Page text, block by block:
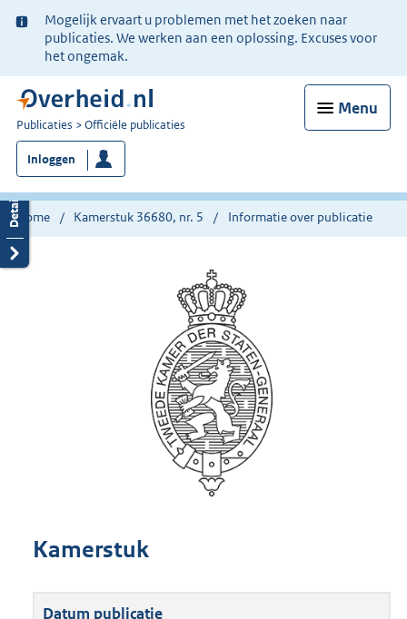
Ter
informatie:
Mogelijk ervaart u problemen met het zoeken naar
publicaties. We werken aan een oplossing. Excuses voor
het ongemak.
Menu
U
bent
nu
hier:
Publicaties Officiële publicaties
Inloggen
Home Kamerstuk 36680, nr. 5 Informatie over publicatie
Kamerstuk